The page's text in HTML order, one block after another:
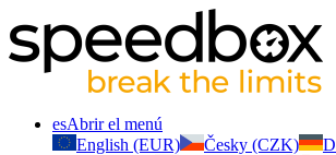
esAbrir el menú
English (EUR)
Česky (CZK)